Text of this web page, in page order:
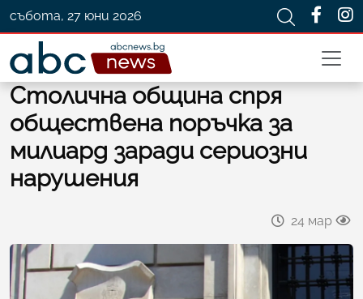
събота, 27 юни 2026
Столична община спря
обществена поръчка за
милиард заради сериозни
нарушения
24 мар